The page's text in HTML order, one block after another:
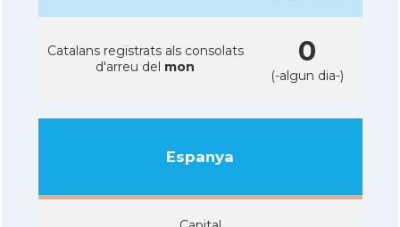
Catalans registrats als consolats
d'arreu del mon 0
(-algun dia-)
Espanya